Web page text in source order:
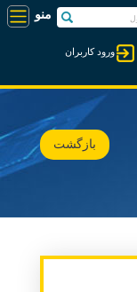
ورود کاربران
بازگشت